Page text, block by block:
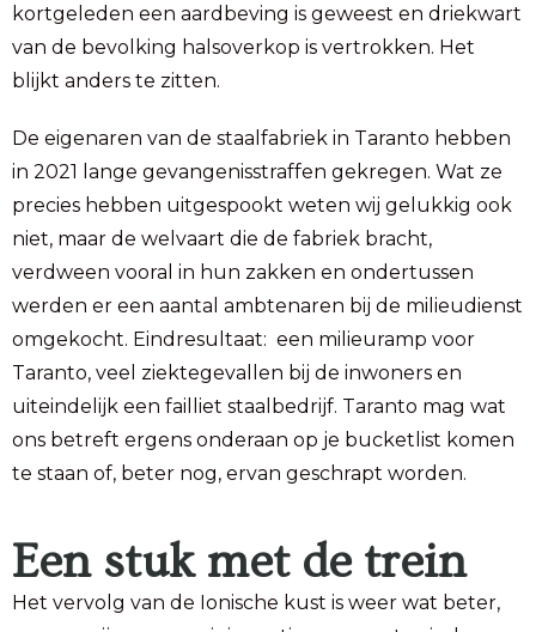
kortgeleden een aardbeving is geweest en driekwart
van de bevolking halsoverkop is vertrokken. Het
blijkt anders te zitten.
De eigenaren van de staalfabriek in Taranto hebben
in 2021 lange gevangenisstraffen gekregen. Wat ze
precies hebben uitgespookt weten wij gelukkig ook
niet, maar de welvaart die de fabriek bracht,
verdween vooral in hun zakken en ondertussen
werden er een aantal ambtenaren bij de milieudienst
omgekocht. Eindresultaat: een milieuramp voor
Taranto, veel ziektegevallen bij de inwoners en
uiteindelijk een failliet staalbedrijf. Taranto mag wat
ons betreft ergens onderaan op je bucketlist komen
te staan of, beter nog, ervan geschrapt worden.
Een stuk met de trein
Het vervolg van de Ionische kust is weer wat beter,